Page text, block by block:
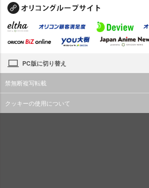
PC版に切り替え
禁無断複写転載
クッキーの使用について